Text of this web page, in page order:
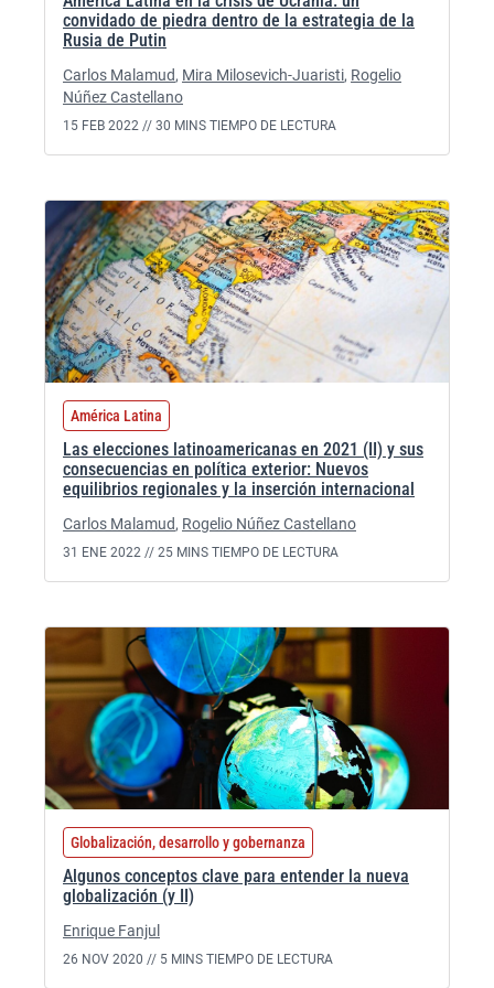
convidado de piedra dentro de la estrategia de la
Rusia de Putin
Carlos Malamud, Mira Milosevich-Juaristi, Rogelio
Núñez Castellano
15 FEB 2022 // 30 MINS TIEMPO DE LECTURA
América Latina
Las elecciones latinoamericanas en 2021 (II) y sus
consecuencias en política exterior: Nuevos
equilibrios regionales y la inserción internacional
Carlos Malamud, Rogelio Núñez Castellano
31 ENE 2022 // 25 MINS TIEMPO DE LECTURA
Globalización, desarrollo y gobernanza
Algunos conceptos clave para entender la nueva
globalización (y II)
Enrique Fanjul
26 NOV 2020 // 5 MINS TIEMPO DE LECTURA